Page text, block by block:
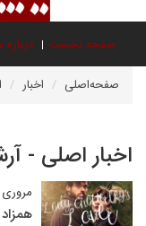
صفحه نخست درباره
صفحه‌اصلی اخبار
اخبار اصلی -
مروری